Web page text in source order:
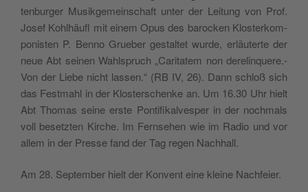
tenburg­er Musikge­mein­schaft unter der Leitung von Prof.
Josef Kohlhäu­fl mit einem Opus des barock­en Klosterkom­
pon­is­ten P. Ben­no Grue­ber gestal­tet wurde, erläuterte der
neue Abt seinen Wahlspruch „Car­i­tatem non dere­lin­quere.-
Von der Liebe nicht lassen.“ (RB IV, 26). Dann schloß sich
das Festmahl in der Kloster­schenke an. Um 16.30 Uhr hielt
Abt Thomas seine erste Pon­tif­ikalves­per in der nochmals
voll beset­zten Kirche. Im Fernse­hen wie im Radio und vor
allem in der Presse fand der Tag regen Nachhall.
Am 28. Sep­tem­ber hielt der Kon­vent eine kleine Nachfeier.